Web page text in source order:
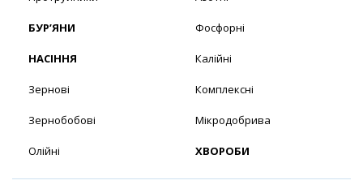
БУР’ЯНИ
НАСІННЯ
Зернові
Зернобобові
Олійні
Фосфорні
Калійні
Комплексні
Мікродобрива
ХВОРОБИ